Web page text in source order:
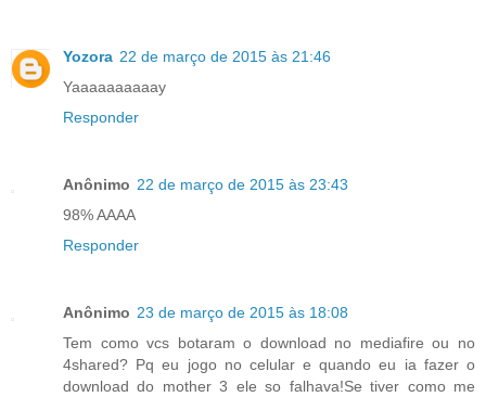
Yozora 22 de março de 2015 às 21:46
Yaaaaaaaaaay
Responder
Anônimo 22 de março de 2015 às 23:43
98% AAAA
Responder
Anônimo 23 de março de 2015 às 18:08
Tem como vcs botaram o download no mediafire ou no
4shared? Pq eu jogo no celular e quando eu ia fazer o
download do mother 3 ele so falhava!Se tiver como me